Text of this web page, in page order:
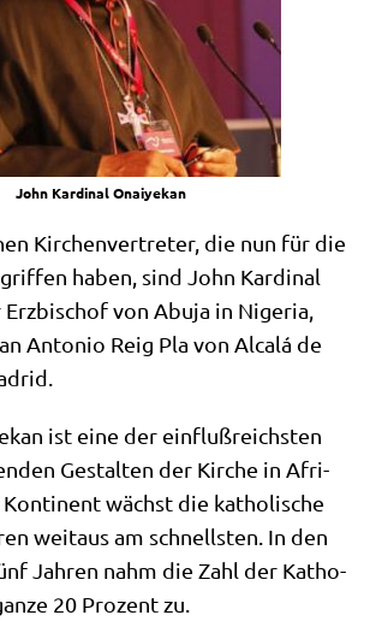
John Kar­di­nal Onaiyekan
Kir­chen­ver­tre­ter, die nun für die
haben, sind John Kar­di­nal
von Abu­ja in Nige­ria,
Anto­nio Reig Pla von Alcalá de
ist eine der ein­fluß­reich­sten
Gestal­ten der Kir­che in Afri­
wächst die katho­li­sche
weit­aus am schnell­sten. In den
Jah­ren nahm die Zahl der Katho­
20 Pro­zent zu.